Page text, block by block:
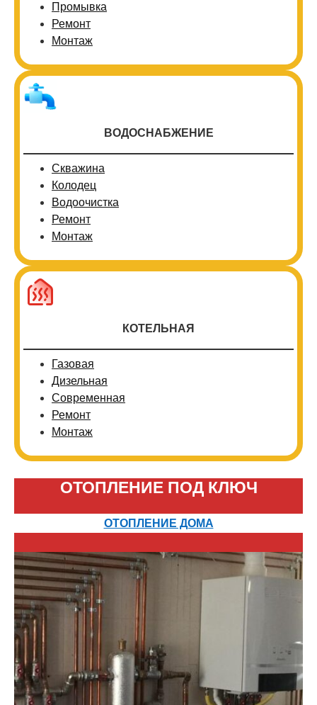
Промывка
Ремонт
Монтаж
ВОДОСНАБЖЕНИЕ
Скважина
Колодец
Водоочистка
Ремонт
Монтаж
КОТЕЛЬНАЯ
Газовая
Дизельная
Современная
Ремонт
Монтаж
ОТОПЛЕНИЕ ПОД КЛЮЧ
ОТОПЛЕНИЕ ДОМА